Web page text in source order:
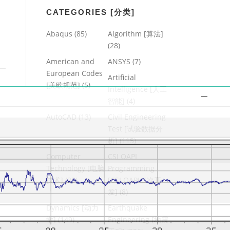
CATEGORIES [分类]
Abaqus (85)
Algorithm [算法]
(28)
American and
European Codes
[美欧规范](5)
ANSYS (7)
Artificial
Intelligence [人工
AutoCAD (13)
Civil Engineering
析](115)
技术] (25)
[CSI OAPI二次开
发](8)
Dynamics [动力
学](149)
Earthquake
Engineering [地震